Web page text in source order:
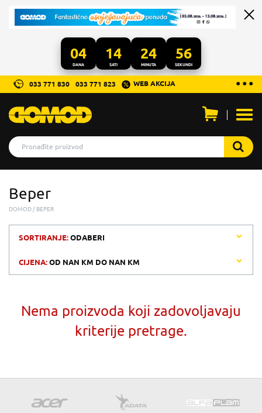
04
DANA
14
SATI
24
MINUTA
56
SEKUNDI
...
● ● ●
033 771 830 033 771 823 WEB AKCIJA
Beper
DOMOD BEPER
SORTIRANJE:ODABERI
CIJENA:OD NAN KM DO NAN KM
Nema proizvoda koji zadovoljavaju
kriterije pretrage.